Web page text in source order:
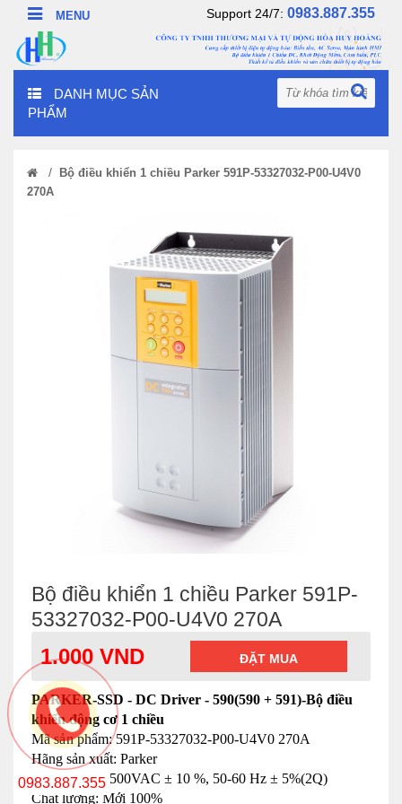
Support 24/7: 0983.887.355
DANH MỤC SẢN
PHẨM
/ Bộ điều khiển 1 chiều Parker 591P-53327032-P00-U4V0
270A
Bộ điều khiển 1 chiều Parker 591P-
53327032-P00-U4V0 270A
1.000 VND ĐẶT MUA
PARKER-SSD - DC Driver - 590(590 + 591)-Bộ điều
khiển động cơ 1 chiều
Mã sản phẩm:591P-53327032-P00-U4V0 270A
Hãng sản xuất: Parker
Điện áp: 220-500VAC ± 10 %, 50-60 Hz ± 5%(2Q)
Chất lượng: Mới 100%
0983.887.355